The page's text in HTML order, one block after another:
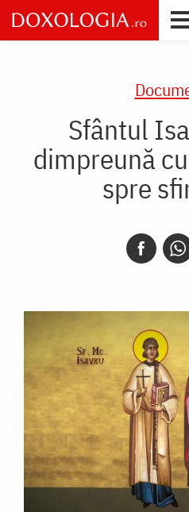
Skip
to
main
Sfântul
dimpreună
spre